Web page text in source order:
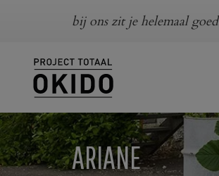
bij ons zit je helemaal goed
ARIANE